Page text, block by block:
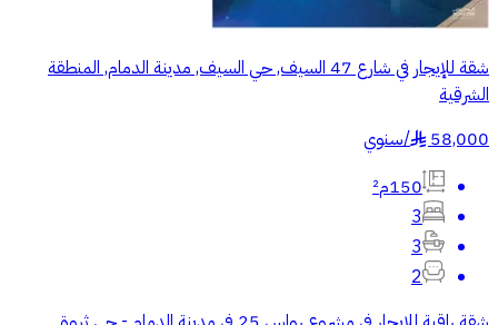
شقة للإيجار في شارع 47 السيف, حي السيف, مدينة الدمام, المنطقة
الشرقية
58,000
§
/سنوي
150م²
3
3
2